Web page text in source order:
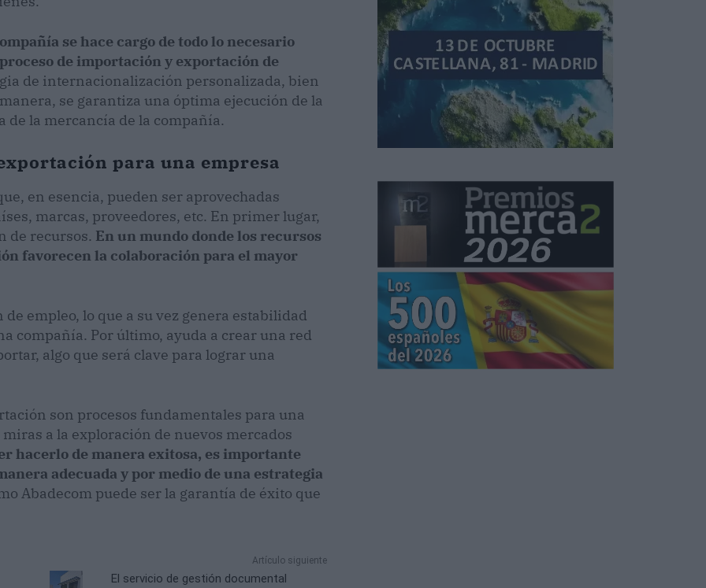
se hace cargo de todo lo necesario
de importación y exportación de
de internacionalización personalizada, bien
se garantiza una óptima ejecución de la
de la mercancía de la compañía.
para una empresa
en esencia, pueden ser aprovechadas
marcas, proveedores, etc. En primer lugar,
de recursos. En un mundo donde los recursos
favorecen la colaboración para el mayor
empleo, lo que a su vez genera estabilidad
compañía. Por último, ayuda a crear una red
algo que será clave para lograr una
son procesos fundamentales para una
a la exploración de nuevos mercados
hacerlo de manera exitosa, es importante
adecuada y por medio de una estrategia
Abadecom puede ser la garantía de éxito que
Artículo siguiente
El servicio de gestión documental